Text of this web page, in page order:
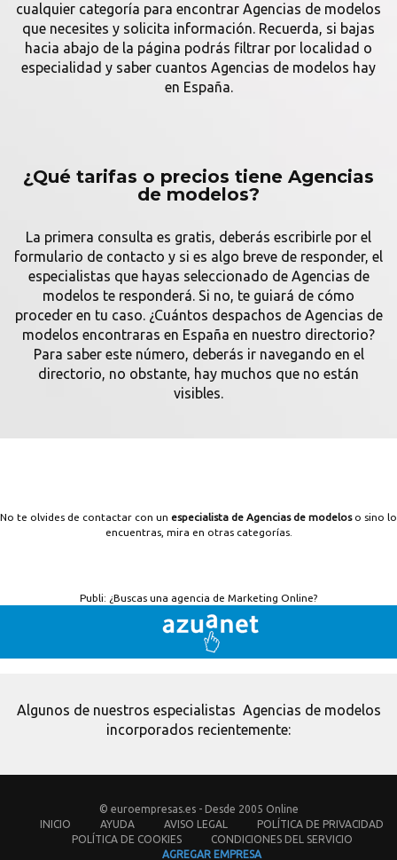
cualquier categoría para encontrar Agencias de modelos
que necesites y solicita información. Recuerda, si bajas
hacia abajo de la página podrás filtrar por localidad o
especialidad y saber cuantos Agencias de modelos hay
en España.
¿Qué tarifas o precios tiene Agencias
de modelos?
La primera consulta es gratis, deberás escribirle por el
formulario de contacto y si es algo breve de responder, el
especialistas que hayas seleccionado de Agencias de
modelos te responderá. Si no, te guiará de cómo
proceder en tu caso. ¿Cuántos despachos de Agencias de
modelos encontraras en España en nuestro directorio?
Para saber este número, deberás ir navegando en el
directorio, no obstante, hay muchos que no están
visibles.
No te olvides de contactar con un especialista de Agencias de modelos o sino lo
encuentras, mira en otras categorías.
Publi: ¿Buscas una agencia de Marketing Online?
Algunos de nuestros especialistas Agencias de modelos
incorporados recientemente:
© euroempresas.es - Desde 2005 Online
INICIO
AYUDA AVISO LEGAL
POLÍTICA DE PRIVACIDAD
POLÍTICA DE COOKIES
CONDICIONES DEL SERVICIO
AGREGAR EMPRESA